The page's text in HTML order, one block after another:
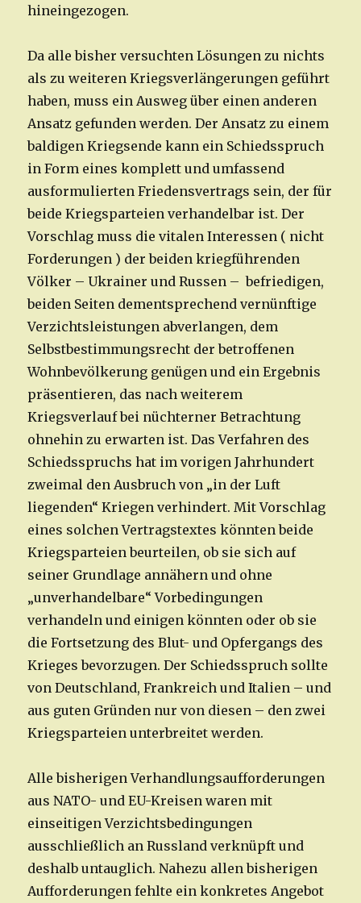
hineingezogen.
Da alle bisher versuchten Lösungen zu nichts
als zu weiteren Kriegsverlängerungen geführt
haben, muss ein Ausweg über einen anderen
Ansatz gefunden werden. Der Ansatz zu einem
baldigen Kriegsende kann ein Schiedsspruch
in Form eines komplett und umfassend
ausformulierten Friedensvertrags sein, der für
beide Kriegsparteien verhandelbar ist. Der
Vorschlag muss die vitalen Interessen ( nicht
Forderungen ) der beiden kriegführenden
Völker – Ukrainer und Russen – befriedigen,
beiden Seiten dementsprechend vernünftige
Verzichtsleistungen abverlangen, dem
Selbstbestimmungsrecht der betroffenen
Wohnbevölkerung genügen und ein Ergebnis
präsentieren, das nach weiterem
Kriegsverlauf bei nüchterner Betrachtung
ohnehin zu erwarten ist. Das Verfahren des
Schiedsspruchs hat im vorigen Jahrhundert
zweimal den Ausbruch von „in der Luft
liegenden“ Kriegen verhindert. Mit Vorschlag
eines solchen Vertragstextes könnten beide
Kriegsparteien beurteilen, ob sie sich auf
seiner Grundlage annähern und ohne
„unverhandelbare“ Vorbedingungen
verhandeln und einigen könnten oder ob sie
die Fortsetzung des Blut- und Opfergangs des
Krieges bevorzugen. Der Schiedsspruch sollte
von Deutschland, Frankreich und Italien – und
aus guten Gründen nur von diesen – den zwei
Kriegsparteien unterbreitet werden.
Alle bisherigen Verhandlungsaufforderungen
aus NATO- und EU-Kreisen waren mit
einseitigen Verzichtsbedingungen
ausschließlich an Russland verknüpft und
deshalb untauglich. Nahezu allen bisherigen
Aufforderungen fehlte ein konkretes Angebot